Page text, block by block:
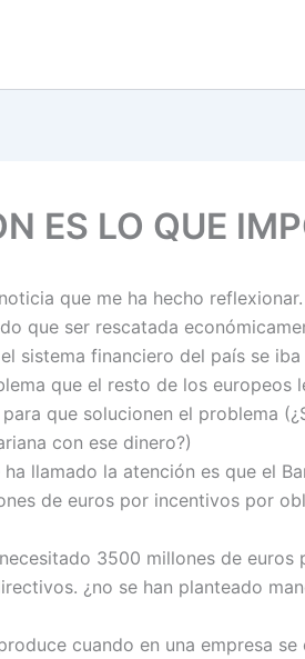
ES LO QUE
que me ha hecho
que ser rescatada
sistema financiero del país se
que el resto de los europeos
que solucionen el problema
con ese dinero?)
llamado la atención es que el
de euros por incentivos por
3500 millones de euros
¿no se han planteado
cuando en una empresa